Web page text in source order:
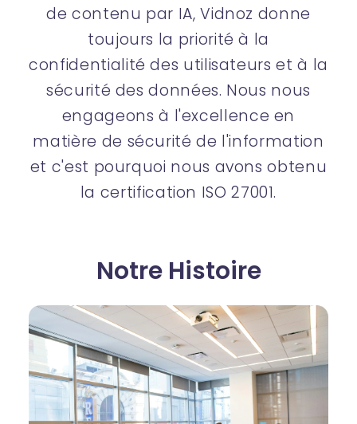
de contenu par IA, Vidnoz donne
toujours la priorité à la
confidentialité des utilisateurs et à la
sécurité des données. Nous nous
engageons à l'excellence en
matière de sécurité de l'information
et c'est pourquoi nous avons obtenu
la certification ISO 27001.
Notre Histoire